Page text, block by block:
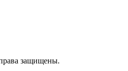
защищены.